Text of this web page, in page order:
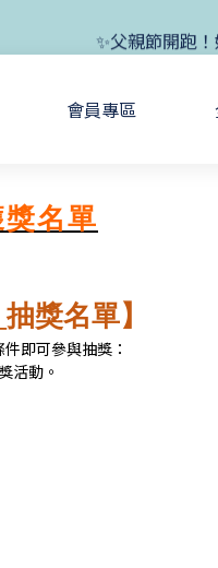
✨新朋友首單現
✨父親節開跑
會員專區
名單
獎名單】
即可參與抽獎：
活動。